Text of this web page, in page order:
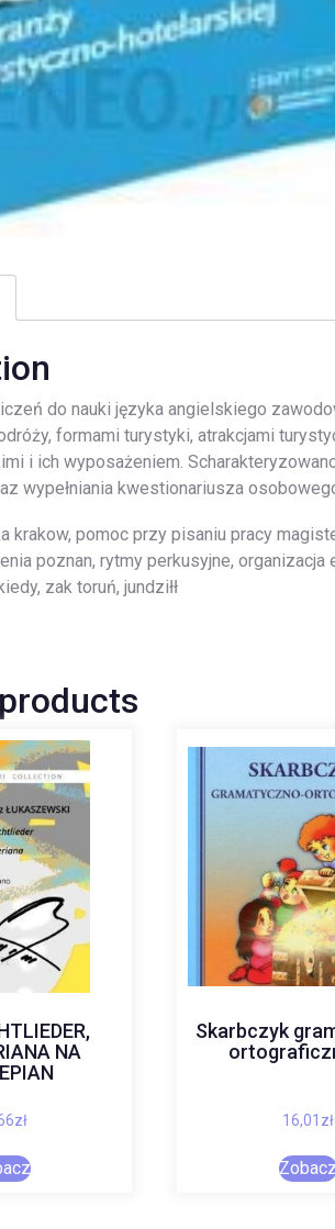
do nauki języka angielskiego
formami turystyki, atrakcjami
i ich wyposażeniem.
wypełniania kwestionariusza
krakow, pomoc przy pisaniu pracy
poznan, rytmy perkusyjne,
zak toruń, jundziłł
NA
zł
Skarbczyk
16,01 zł